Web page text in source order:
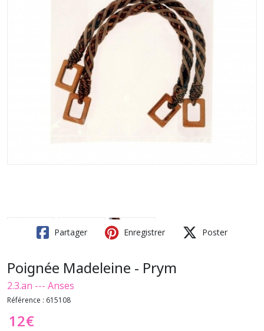
Partager Enregistrer Poster
Poignée Madeleine - Prym
2.3.an --- Anses
Référence : 615108
12€